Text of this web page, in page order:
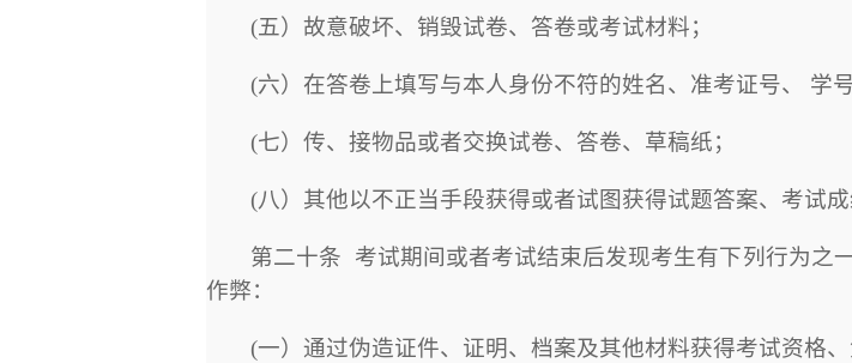
(五）故意破坏、销毁试卷、答卷或考试材料；
(六）在答卷上填写与本人身份不符的姓名、准考证号、 学号
(七）传、接物品或者交换试卷、答卷、草稿纸；
(八）其他以不正当手段获得或者试图获得试题答案、考试成
第二十条
考试期间或者考试结束后发现考生有下列行为之
作弊：
(一）通过伪造证件、证明、档案及其他材料获得考试资格、